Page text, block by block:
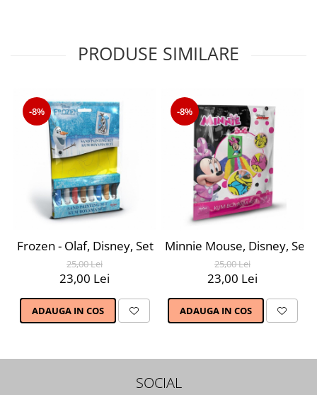
PRODUSE SIMILARE
-8%
Frozen - Olaf, Disney, Set creativ pictura cu nisip
25,00 Lei
23,00 Lei
ADAUGA IN COS
-8%
Minnie Mouse, Disney,
25,00 Lei
23,00 Lei
ADAUGA IN COS
SOCIAL